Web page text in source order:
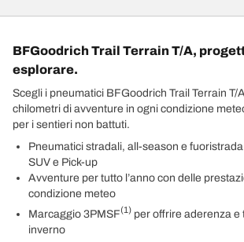
BFGoodrich Trail Terrain T/A,
esplorare.
Scegli i pneumatici BFGoodrich Trail Terrain T/
chilometri di avventure in ogni condizione
per i sentieri non battuti.
Pneumatici stradali, all-season e
SUV e Pick-up
Avventure per tutto l’anno con delle
condizione meteo
Marcaggio 3PMSF(1) per offrire aderenza e
inverno